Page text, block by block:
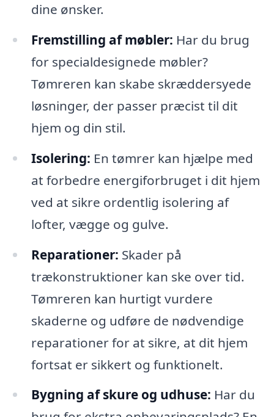
dine ønsker.
Fremstilling af møbler: Har du brug
for specialdesignede møbler?
Tømreren kan skabe skræddersyede
løsninger, der passer præcist til dit
hjem og din stil.
Isolering: En tømrer kan hjælpe med
at forbedre energiforbruget i dit hjem
ved at sikre ordentlig isolering af
lofter, vægge og gulve.
Reparationer: Skader på
trækonstruktioner kan ske over tid.
Tømreren kan hurtigt vurdere
skaderne og udføre de nødvendige
reparationer for at sikre, at dit hjem
fortsat er sikkert og funktionelt.
Bygning af skure og udhuse: Har du